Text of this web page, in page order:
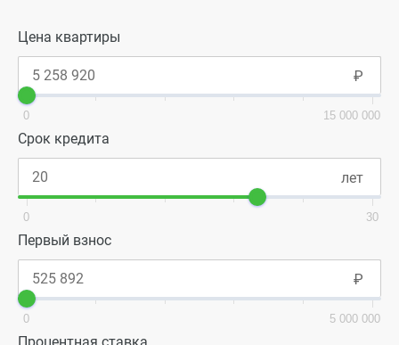
Цена квартиры
0 15 000 000
Срок кредита
0 30
Первый взнос
0 5 000 000